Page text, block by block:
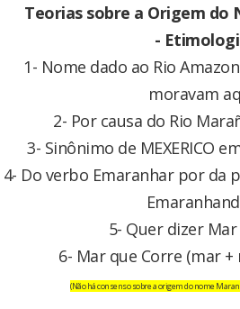
Teorias sobre a Origem do
-
1- Nome dado ao Rio
moravam
2- Por causa do Rio
3- Sinônimo de MEXERICO
4- Do verbo Emaranhar por da
5- Quer dizer
6- Mar que Corre (mar
(Não há consenso sobre a origem do nome